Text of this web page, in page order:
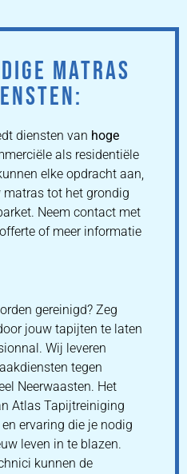
MATRAS
diensten van hoge
als residentiële
elke opdracht aan,
tot het grondig
Neem contact met
of meer informatie
gereinigd? Zeg
jouw tapijten te laten
Wij leveren
tegen
Neerwaasten. Het
Atlas Tapijtreiniging
ervaring die je nodig
leven in te blazen.
kunnen de